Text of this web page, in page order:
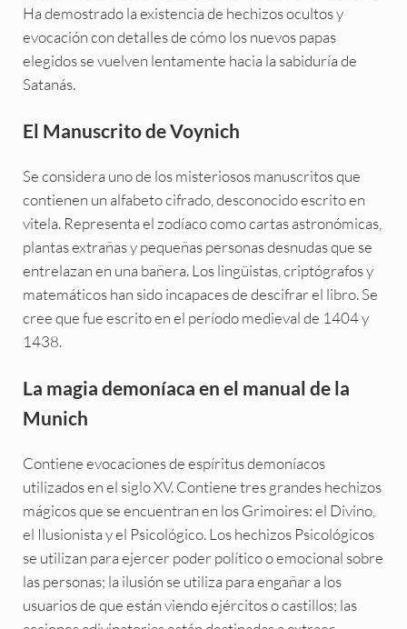
Ha demostrado la existencia de hechizos ocultos y
evocación con detalles de cómo los nuevos papas
elegidos se vuelven lentamente hacia la sabiduría de
Satanás.
El Manuscrito de Voynich
Se considera uno de los misteriosos manuscritos que
contienen un alfabeto cifrado, desconocido escrito en
vitela. Representa el zodíaco como cartas astronómicas,
plantas extrañas y pequeñas personas desnudas que se
entrelazan en una bañera. Los lingüistas, criptógrafos y
matemáticos han sido incapaces de descifrar el libro. Se
cree que fue escrito en el período medieval de 1404 y
1438.
La magia demoníaca en el manual de la
Munich
Contiene evocaciones de espíritus demoníacos
utilizados en el siglo XV. Contiene tres grandes hechizos
mágicos que se encuentran en los Grimoires: el Divino,
el Ilusionista y el Psicológico. Los hechizos Psicológicos
se utilizan para ejercer poder político o emocional sobre
las personas; la ilusión se utiliza para engañar a los
usuarios de que están viendo ejércitos o castillos; las